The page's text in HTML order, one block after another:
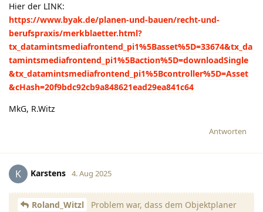
Hier der LINK:
https://www.byak.de/planen-und-bauen/recht-und-
berufspraxis/merkblaetter.html?
tx_datamintsmediafrontend_pi1%5Basset%5D=33674&tx_da
tamintsmediafrontend_pi1%5Baction%5D=downloadSingle
&tx_datamintsmediafrontend_pi1%5Bcontroller%5D=Asset
&cHash=20f9bdc92cb9a848621ead29ea841c64
MkG, R.Witz
Antworten
K Karstens 4. Aug 2025
Roland_Witzl
Problem war, dass dem Objektplaner